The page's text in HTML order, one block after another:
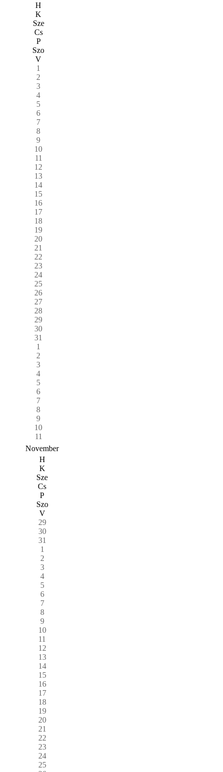
H
K
Sze
Cs
P
Szo
V
1
2
3
4
5
6
7
8
9
10
11
12
13
14
15
16
17
18
19
20
21
22
23
24
25
26
27
28
29
30
31
1
2
3
4
5
6
7
8
9
10
11
November
H
K
Sze
Cs
P
Szo
V
29
30
31
1
2
3
4
5
6
7
8
9
10
11
12
13
14
15
16
17
18
19
20
21
22
23
24
25